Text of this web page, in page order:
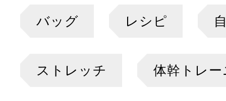
バッグ レシピ
ストレッチ 体幹トレ